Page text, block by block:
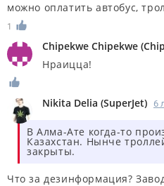
можно оплатить автобус,
1
Chipekwe Chipekwe (
Нраицца!
Nikita Delia (SuperJet) 6
В Алма-Ате когда-то
Казахстан. Нынче
закрыты.
Что за дезинформация?